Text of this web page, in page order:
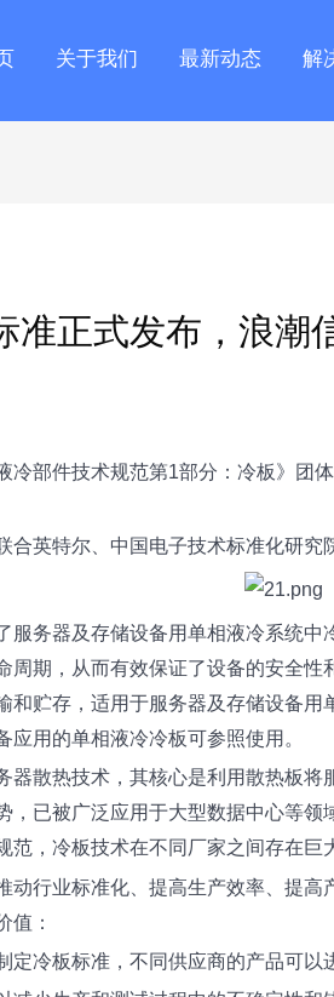
关于我们 最新动态 解
准正式发布，浪潮
冷部件技术规范第1部分：冷板》团
合英特尔、中国电子技术标准化研究
服务器及存储设备用单相液冷系统
周期，从而有效保证了设备的安全
和贮存，适用于服务器及存储设备
用的单相液冷冷板可参照使用。
器散热技术，其核心是利用散热板
，已被广泛应用于大型数据中心等
范，冷板技术在不同厂家之间存在巨
动行业标准化、提高生产效率、提
值：
定冷板标准，不同供应商的产品可